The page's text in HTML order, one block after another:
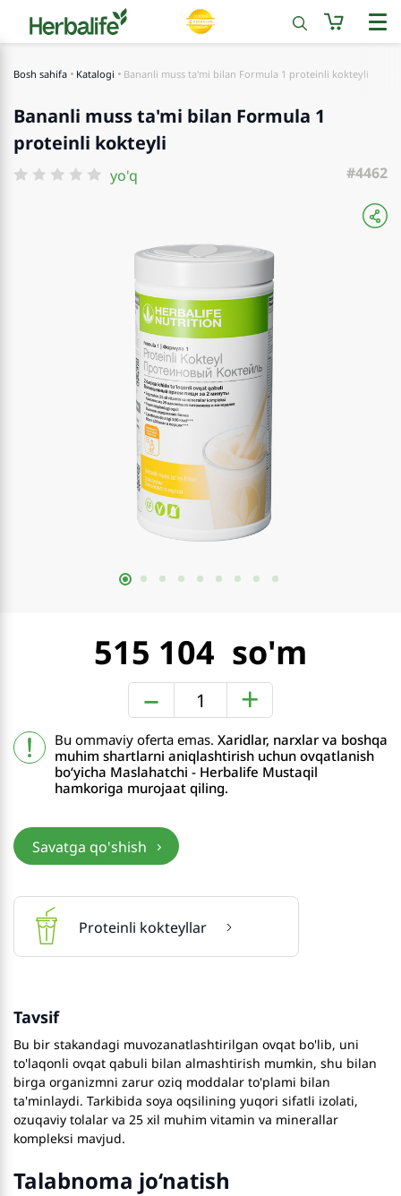
Bosh sahifa Katalogi Bananli muss ta'mi bilan Formula 1 proteinli kokteyli
Bananli muss ta'mi bilan Formula 1
proteinli kokteyli
yo'q #4462
515 104
–
+
Bu ommaviy oferta emas. Xaridlar, narxlar va boshqa
muhim shartlarni aniqlashtirish uchun ovqatlanish
boʻyicha Maslahatchi - Herbalife Mustaqil
hamkoriga murojaat qiling.
Savatga qo'shish
Proteinli kokteyllar
Tavsif
Bu bir stakandagi muvozanatlashtirilgan ovqat bo'lib, uni
to'laqonli ovqat qabuli bilan almashtirish mumkin, shu bilan
birga organizmni zarur oziq moddalar to'plami bilan
ta'minlaydi. Tarkibida soya oqsilining yuqori sifatli izolati,
ozuqaviy tolalar va 25 xil muhim vitamin va minerallar
kompleksi mavjud.
Talabnoma jo‘natish